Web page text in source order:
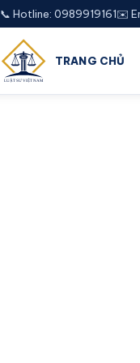
📞 Hotline: 0989919161✉️
TRANG CHỦ